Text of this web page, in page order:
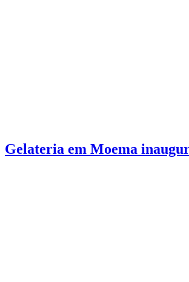
Gelateria em Moema